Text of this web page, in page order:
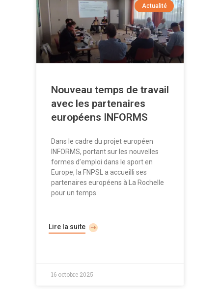
Actualité
Nouveau temps de travail
avec les partenaires
européens INFORMS
Dans le cadre du projet européen
INFORMS, portant sur les nouvelles
formes d’emploi dans le sport en
Europe, la FNPSL a accueilli ses
partenaires européens à La Rochelle
pour un temps
Lire la suite
16 octobre 2025